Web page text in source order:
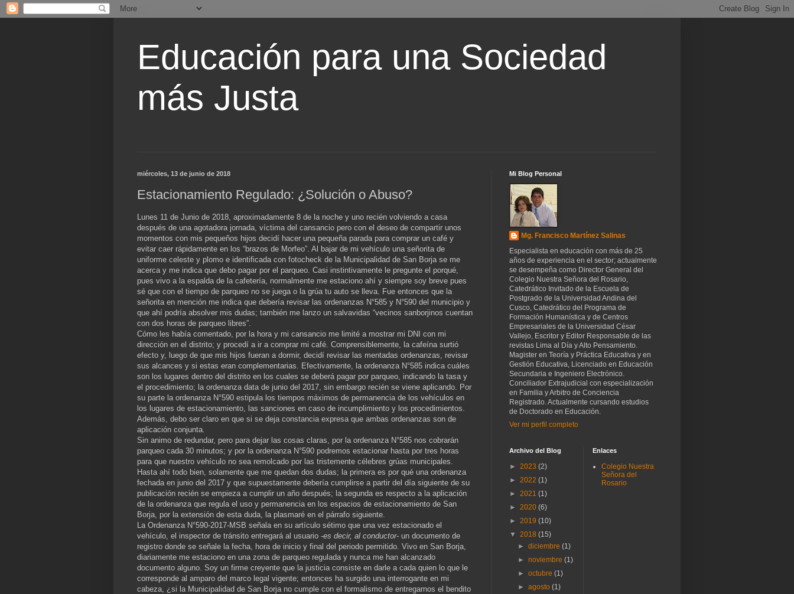
Educación para una Sociedad
más Justa
miércoles, 13 de junio de 2018
Estacionamiento Regulado: ¿Solución o Abuso?
Lunes 11 de Junio de 2018, aproximadamente 8 de la noche y uno recién volviendo a casa
después de una agotadora jornada, víctima del cansancio pero con el deseo de compartir unos
momentos con mis pequeños hijos decidí hacer una pequeña parada para comprar un café y
evitar caer rápidamente en los “brazos de Morfeo”. Al bajar de mi vehículo una señorita de
uniforme celeste y plomo e identificada con fotocheck de la Municipalidad de San Borja se me
acerca y me indica que debo pagar por el parqueo. Casi instintivamente le pregunte el porqué,
pues vivo a la espalda de la cafetería, normalmente me estaciono ahí y siempre soy breve pues
sé que con el tiempo de parqueo no se juega o la grúa tu auto se lleva. Fue entonces que la
señorita en mención me indica que debería revisar las ordenanzas N°585 y N°590 del municipio y
que ahí podría absolver mis dudas; también me lanzo un salvavidas “vecinos sanborjinos cuentan
con dos horas de parqueo libres”.
Cómo les había comentado, por la hora y mi cansancio me limité a mostrar mi DNI con mi
dirección en el distrito; y procedí a ir a comprar mi café. Comprensiblemente, la cafeína surtió
efecto y, luego de que mis hijos fueran a dormir, decidí revisar las mentadas ordenanzas, revisar
sus alcances y si estas eran complementarias. Efectivamente, la ordenanza N°585 indica cuáles
son los lugares dentro del distrito en los cuales se deberá pagar por parqueo, indicando la tasa y
el procedimiento; la ordenanza data de junio del 2017, sin embargo recién se viene aplicando. Por
su parte la ordenanza N°590 estipula los tiempos máximos de permanencia de los vehículos en
los lugares de estacionamiento, las sanciones en caso de incumplimiento y los procedimientos.
Además, debo ser claro en que si se deja constancia expresa que ambas ordenanzas son de
aplicación conjunta.
Sin animo de redundar, pero para dejar las cosas claras, por la ordenanza N°585 nos cobrarán
parqueo cada 30 minutos; y por la ordenanza N°590 podremos estacionar hasta por tres horas
para que nuestro vehículo no sea remolcado por las tristemente célebres grúas municipales.
Hasta ahí todo bien, solamente que me quedan dos dudas; la primera es por qué una ordenanza
fechada en junio del 2017 y que supuestamente debería cumplirse a partir del día siguiente de su
publicación recién se empieza a cumplir un año después; la segunda es respecto a la aplicación
de la ordenanza que regula el uso y permanencia en los espacios de estacionamiento de San
Borja, por la extensión de esta duda, la plasmaré en el párrafo siguiente.
La Ordenanza N°590-2017-MSB señala en su artículo sétimo que una vez estacionado el
vehículo, el inspector de tránsito entregará al usuario -es decir, al conductor- un documento de
registro donde se señale la fecha, hora de inicio y final del periodo permitido. Vivo en San Borja,
diariamente me estaciono en una zona de parqueo regulada y nunca me han alcanzado
documento alguno. Soy un firme creyente que la justicia consiste en darle a cada quien lo que le
corresponde al amparo del marco legal vigente; entonces ha surgido una interrogante en mi
cabeza, ¿si la Municipalidad de San Borja no cumple con el formalismo de entregarnos el bendito
Mi Blog Personal
Mg. Francisco Martínez Salinas
Especialista en educación con más de 25
años de experiencia en el sector; actualmente
se desempeña como Director General del
Colegio Nuestra Señora del Rosario,
Catedrático Invitado de la Escuela de
Postgrado de la Universidad Andina del
Cusco, Catedrático del Programa de
Formación Humanística y de Centros
Empresariales de la Universidad César
Vallejo, Escritor y Editor Responsable de las
revistas Lima al Día y Alto Pensamiento.
Magister en Teoría y Práctica Educativa y en
Gestión Educativa, Licenciado en Educación
Secundaria e Ingeniero Electrónico.
Conciliador Extrajudicial con especialización
en Familia y Arbitro de Conciencia
Registrado. Actualmente cursando estudios
de Doctorado en Educación.
Ver mi perfil completo
Archivo del Blog
► 2023 (2)
► 2022 (1)
► 2021 (1)
► 2020 (6)
► 2019 (10)
▼ 2018 (15)
►diciembre(1)
►noviembre(1)
►octubre(1)
►agosto(1)
Enlaces
Colegio Nuestra
Señora del
Rosario